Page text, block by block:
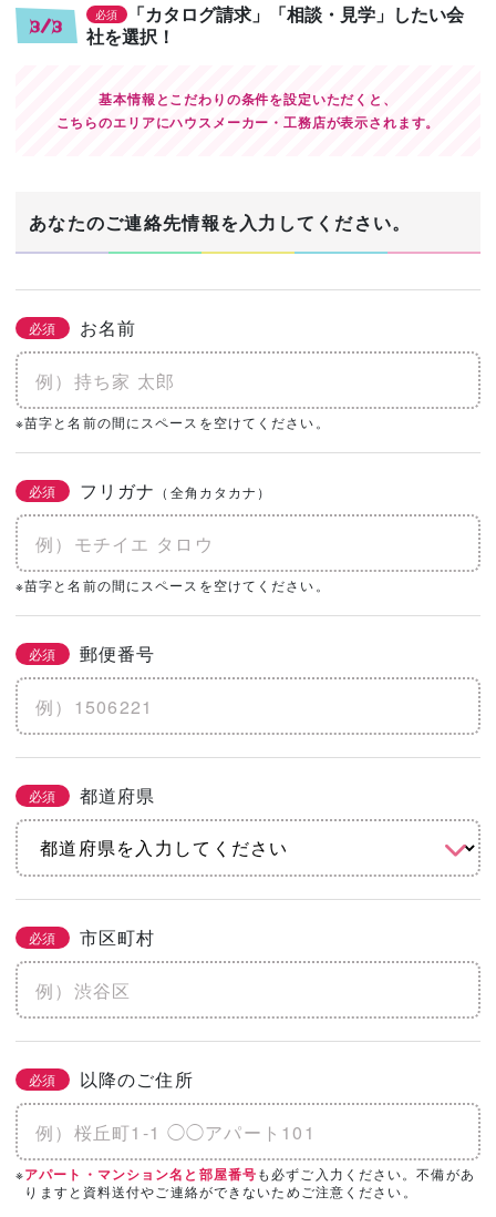
3/3
必須
「カタログ請求」「相談・見学」したい会
社を選択！
基本情報とこだわりの条件を設定いただくと、
こちらのエリアにハウスメーカー・工務店が表示されます。
あなたのご連絡先情報を入力してください。
必須 お名前
※苗字と名前の間にスペースを空けてください。
必須 フリガナ （全角カタカナ）
※苗字と名前の間にスペースを空けてください。
必須 郵便番号
必須 都道府県
必須 市区町村
必須 以降のご住所
※アパート・マンション名と部屋番号も必ずご入力ください。不備があ
りますと資料送付やご連絡ができないためご注意ください。